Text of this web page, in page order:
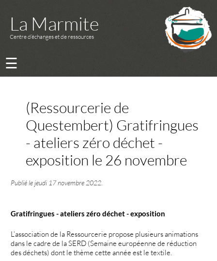
La Marmite
Centre d’échanges et de ressources
☰
(Ressourcerie de
Questembert) Gratifringues
- ateliers zéro déchet -
exposition le 26 novembre
Publié le jeudi 17 novembre 2022
Gratifringues - ateliers zéro déchet - exposition
L’association de la Ressourcerie propose plusieurs animations
dans le cadre de la SERD (Semaine européenne de réduction
des déchets) dont le thème cette année est le textile.